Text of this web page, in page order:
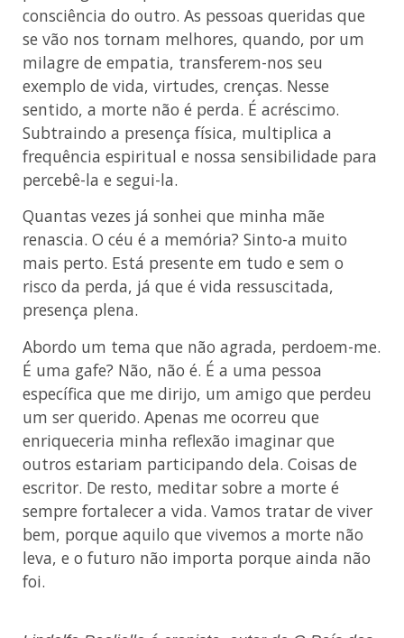
consciência do outro. As pessoas queridas que
se vão nos tornam melhores, quando, por um
milagre de empatia, transferem-nos seu
exemplo de vida, virtudes, crenças. Nesse
sentido, a morte não é perda. É acréscimo.
Subtraindo a presença física, multiplica a
frequência espiritual e nossa sensibilidade para
percebê-la e segui-la.
Quantas vezes já sonhei que minha mãe
renascia. O céu é a memória? Sinto-a muito
mais perto. Está presente em tudo e sem o
risco da perda, já que é vida ressuscitada,
presença plena.
Abordo um tema que não agrada, perdoem-me.
É uma gafe? Não, não é. É a uma pessoa
específica que me dirijo, um amigo que perdeu
um ser querido. Apenas me ocorreu que
enriqueceria minha reflexão imaginar que
outros estariam participando dela. Coisas de
escritor. De resto, meditar sobre a morte é
sempre fortalecer a vida. Vamos tratar de viver
bem, porque aquilo que vivemos a morte não
leva, e o futuro não importa porque ainda não
foi.